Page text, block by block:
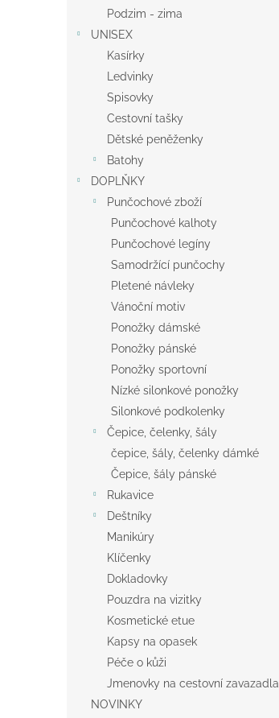
Podzim - zima
UNISEX
Kasírky
Ledvinky
Spisovky
Cestovní tašky
Dětské peněženky
Batohy
DOPLŇKY
Punčochové zboží
Punčochové kalhoty
Punčochové legíny
Samodržící punčochy
Pletené návleky
Vánoční motiv
Ponožky dámské
Ponožky pánské
Ponožky sportovní
Nízké silonkové ponožky
Silonkové podkolenky
Čepice, čelenky, šály
čepice, šály, čelenky dámké
Čepice, šály pánské
Rukavice
Deštníky
Manikúry
Klíčenky
Dokladovky
Pouzdra na vizitky
Kosmetické etue
Kapsy na opasek
Péče o kůži
Jmenovky na cestovní zavazadla
NOVINKY